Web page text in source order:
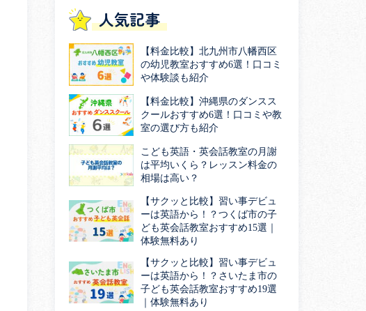
人気記事
【料金比較】北九州市八幡西区
の幼児教室おすすめ6選！口コミ
や体験談も紹介
【料金比較】沖縄県のダンスス
クールおすすめ6選！口コミや教
室の選び方も紹介
こども英語・英会話教室の月謝
は平均いくら？レッスン料金の
相場は高い？
【サクッと比較】習い事デビュ
ーは英語から！？つくば市の子
ども英会話教室おすすめ15選｜
体験無料あり
【サクッと比較】習い事デビュ
ーは英語から！？さいたま市の
子ども英会話教室おすすめ19選
｜体験無料あり